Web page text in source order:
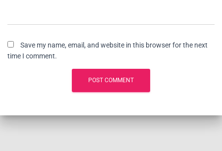
Save my name, email, and website in this browser for the next
time I comment.